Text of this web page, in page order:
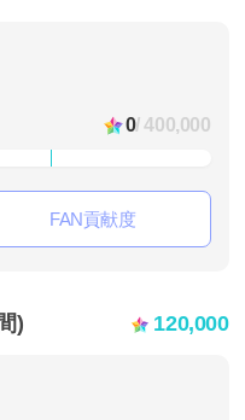
0/ 400,000
FAN貢献度
) 120,000